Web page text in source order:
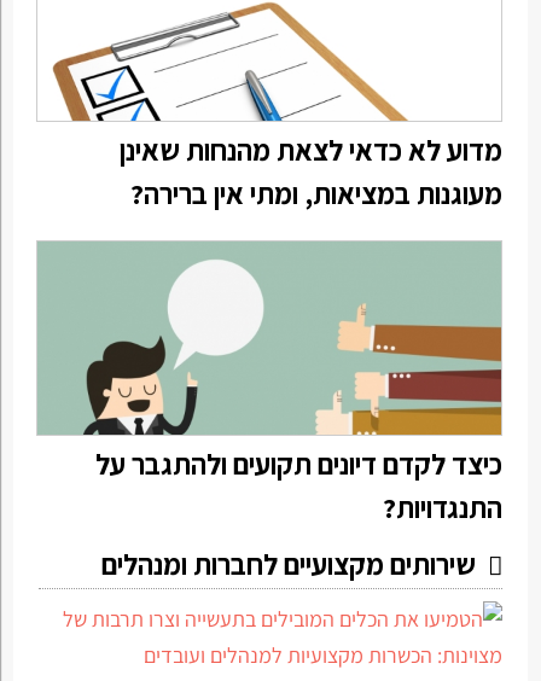
מדוע לא כדאי לצאת מהנחות שאינן
מעוגנות במציאות, ומתי אין ברירה?
כיצד לקדם דיונים תקועים ולהתגבר על
התנגדויות?
שירותים מקצועיים לחברות ומנהלים